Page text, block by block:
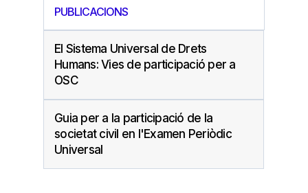
PUBLICACIONS
El Sistema Universal de Drets
Humans: Vies de participació per a
OSC
Guia per a la participació de la
societat civil en l'Examen Periòdic
Universal